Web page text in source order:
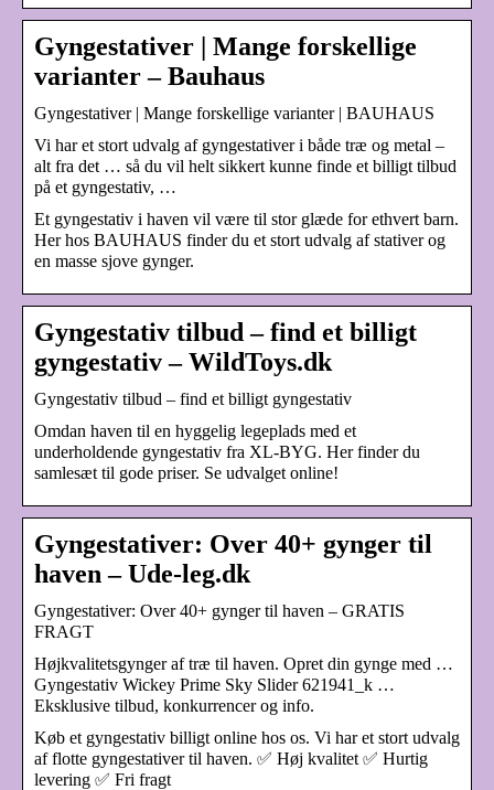
Gyngestativer | Mange forskellige
varianter – Bauhaus
Gyngestativer | Mange forskellige varianter | BAUHAUS
Vi har et stort udvalg af gyngestativer i både træ og metal –
alt fra det … så du vil helt sikkert kunne finde et billigt tilbud
på et gyngestativ, …
Et gyngestativ i haven vil være til stor glæde for ethvert barn.
Her hos BAUHAUS finder du et stort udvalg af stativer og
en masse sjove gynger.
Gyngestativ tilbud – find et billigt
gyngestativ – WildToys.dk
Gyngestativ tilbud – find et billigt gyngestativ
Omdan haven til en hyggelig legeplads med et
underholdende gyngestativ fra XL-BYG. Her finder du
samlesæt til gode priser. Se udvalget online!
Gyngestativer: Over 40+ gynger til
haven – Ude-leg.dk
Gyngestativer: Over 40+ gynger til haven – GRATIS
FRAGT
Højkvalitetsgynger af træ til haven. Opret din gynge med …
Gyngestativ Wickey Prime Sky Slider 621941_k …
Eksklusive tilbud, konkurrencer og info.
Køb et gyngestativ billigt online hos os. Vi har et stort udvalg
af flotte gyngestativer til haven. ✅ Høj kvalitet ✅ Hurtig
levering ✅ Fri fragt